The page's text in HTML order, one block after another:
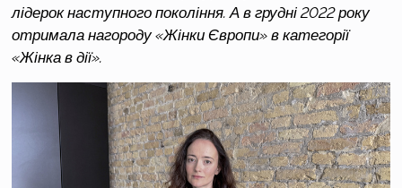
лідерок наступного покоління. А в грудні 2022 року
отримала нагороду «Жінки Європи» в категорії
«Жінка в дії».